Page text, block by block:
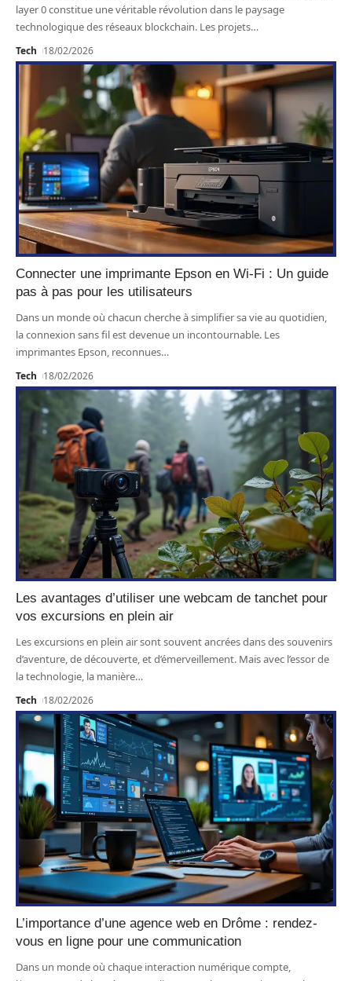
layer 0 constitue une véritable révolution dans le paysage
technologique des réseaux blockchain. Les projets…
Tech 18/02/2026
Connecter une imprimante Epson en Wi-Fi : Un guide
pas à pas pour les utilisateurs
Dans un monde où chacun cherche à simplifier sa vie au quotidien,
la connexion sans fil est devenue un incontournable. Les
imprimantes Epson, reconnues…
Tech 18/02/2026
Les avantages d’utiliser une webcam de tanchet pour
vos excursions en plein air
Les excursions en plein air sont souvent ancrées dans des souvenirs
d’aventure, de découverte, et d’émerveillement. Mais avec l’essor de
la technologie, la manière…
Tech 18/02/2026
L’importance d’une agence web en Drôme : rendez-
vous en ligne pour une communication
Dans un monde où chaque interaction numérique compte,